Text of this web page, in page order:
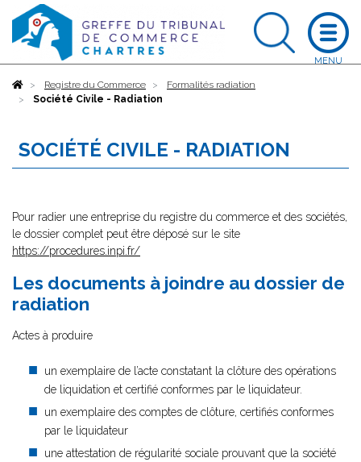
AccueilRegistre du Commerce
Formalités radiation
Société Civile - Radiation
SOCIÉTÉ CIVILE - RADIATION
Pour radier une entreprise du registre du commerce et des sociétés,
le dossier complet peut être déposé sur le site
https://procedures.inpi.fr/
Les documents à joindre au dossier de
radiation
Actes à produire
un exemplaire de l’acte constatant la clôture des opérations
de liquidation et certifié conformes par le liquidateur.
un exemplaire des comptes de clôture, certifiés conformes
par le liquidateur
une attestation de régularité sociale prouvant que la société